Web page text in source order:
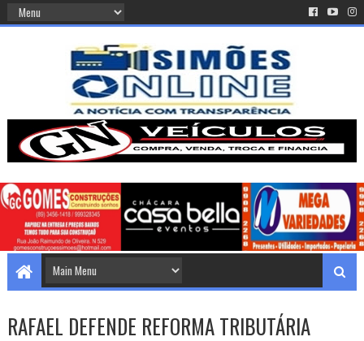
RAFAEL DEFENDE REFORMA TRIBUTÁRIA